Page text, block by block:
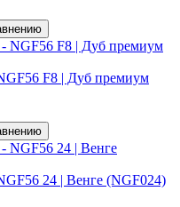
F8 | Дуб премиум
24 | Венге (NGF024)